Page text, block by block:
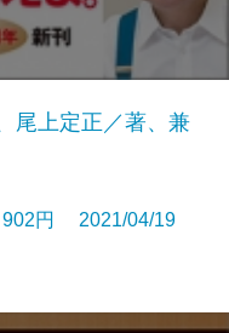
尾上定正／著、兼
円 2021/04/19